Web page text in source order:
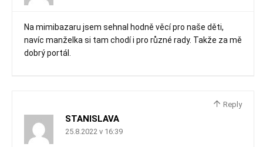
Na mimibazaru jsem sehnal hodně věcí pro naše děti,
navíc manželka si tam chodí i pro různé rady. Takže za mě
dobrý portál.
Reply
STANISLAVA
25.8.2022 v 16:39